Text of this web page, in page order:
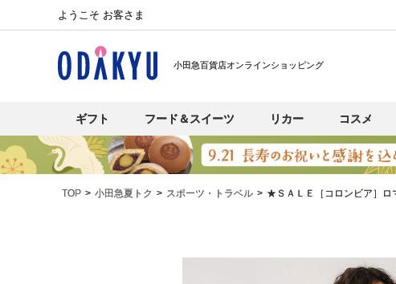
ようこそ お客さま
小田急百貨店オンラインショッピング
ギフト フード＆スイーツ リカー コスメ
TOP 小田急夏トク スポーツ・トラベル ★ＳＡＬＥ［コロンビア］ロ